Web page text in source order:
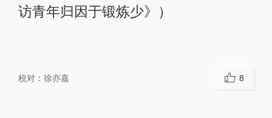
访青年归因于锻炼少》）
校对： 徐亦嘉 8